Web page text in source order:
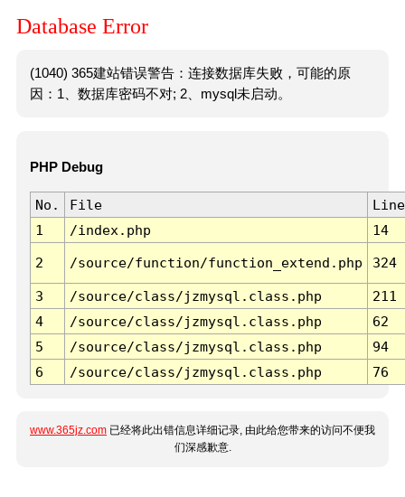
Database Error
(1040) 365建站错误警告：连接数据库失败，可能的原
因：1、数据库密码不对; 2、mysql未启动。
PHP Debug
No. File
Line
1
/index.php 14
2 /source/function/function_extend.php 324
3 /source/class/jzmysql.class.php
211
4
/source/class/jzmysql.class.php
62
5
/source/class/jzmysql.class.php
94
6
/source/class/jzmysql.class.php 76
www.365jz.com 已经将此出错信息详细记录, 由此给您带来的访问不便我
们深感歉意.